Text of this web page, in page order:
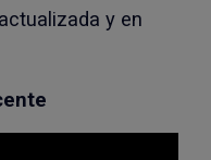
y en